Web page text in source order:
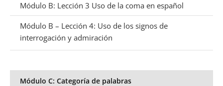
Módulo B: Lección 3 Uso de la coma en español
Módulo B – Lección 4: Uso de los signos de
interrogación y admiración
Módulo C: Categoría de palabras